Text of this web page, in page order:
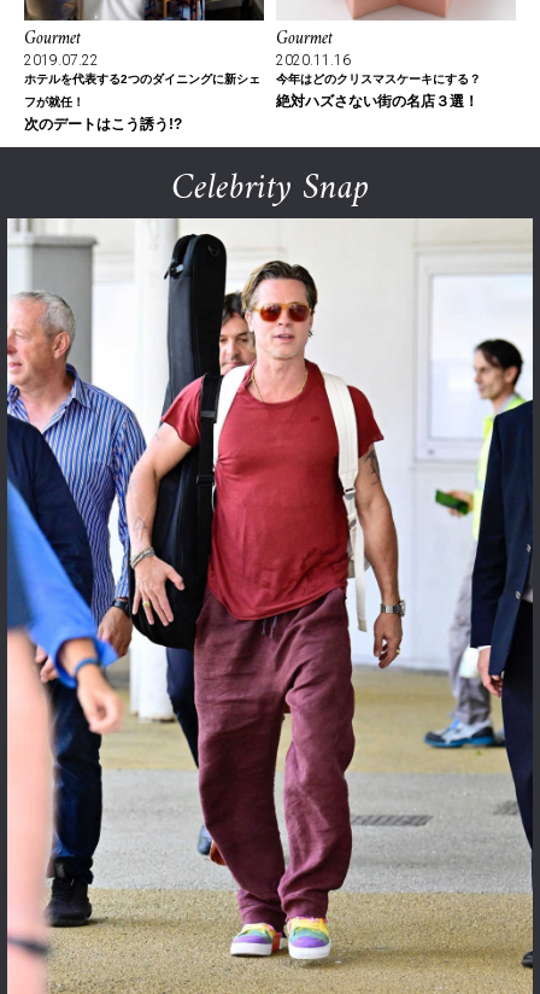
Gourmet
2019.07.22
ホテルを代表する2つのダイニングに新シェ
フが就任！
次のデートはこう誘う!?
Gourmet
2020.11.16
今年はどのクリスマスケーキにする？
絶対ハズさない街の名店３選！
Celebrity Snap